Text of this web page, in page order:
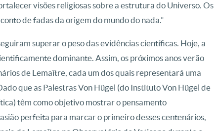
visões religiosas sobre a estrutura do Universo. Os
de fadas da origem do mundo do nada.”
superar o peso das evidências científicas. Hoje, a
dominante. Assim, os próximos anos verão
de Lemaître, cada um dos quais representará uma
que as Palestras Von Hügel (do Instituto Von Hügel de
têm como objetivo mostrar o pensamento
perfeita para marcar o primeiro desses centenários,